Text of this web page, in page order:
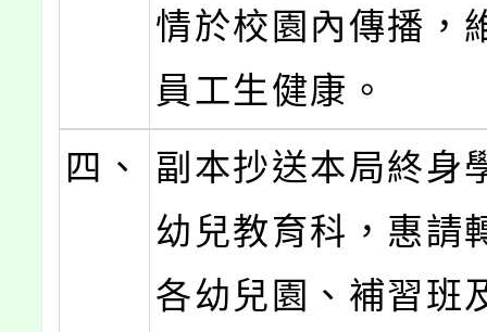
情於校園內傳播，
員工生健康。
四、
副本抄送本局終身
幼兒教育科，惠請
各幼兒園、補習班